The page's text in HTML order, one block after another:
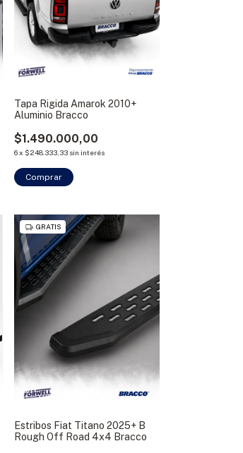
Tapa Rigida Amarok 2010+
Aluminio Bracco
$1.490.000,00
6 x $248.333,33 sin interés
Comprar
GRATIS
Estribos Fiat Titano 2025+ B
Rough Off Road 4x4 Bracco